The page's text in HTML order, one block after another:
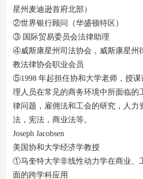
星州麦迪逊首府北部）
②世界银行顾问（华盛顿特区）
③ 国际贸易委员会法律助理
④威斯康星州司法协会，威斯康星州
教法律协会职业会员
⑤1998 年起担任协和大学老师，授课
理人员在常见的商务环境中所面临的
律问题，雇佣法和工会的研究，人力
法，宪法，商业法等。
Joseph Jacobsen
美国协和大学经济学教授
①马奎特大学非线性动力学在商业、
面的跨学科应用